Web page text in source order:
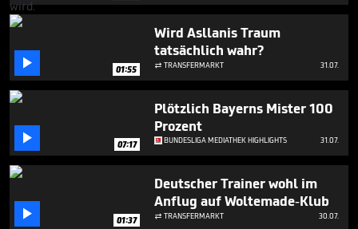
 01:55
Wird Asllanis Traum
tatsächlich wahr?
 TRANSFERMARKT 31.07.
 07:17
Plötzlich Bayerns Mister 100
Prozent
BUNDESLIGA MEDIATHEK HIGHLIGHTS 31.07.
 01:37
Deutscher Trainer wohl im
Anflug auf Woltemade-Klub
 TRANSFERMARKT 30.07.